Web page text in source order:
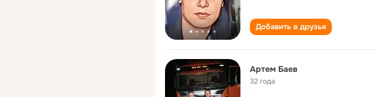
Добавить в друзья
Артем Баев
32 года